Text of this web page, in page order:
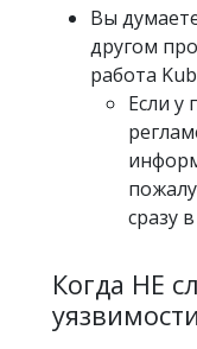
Вы
другом
работа
Если у
сразу
Когда НЕ
уязвимости